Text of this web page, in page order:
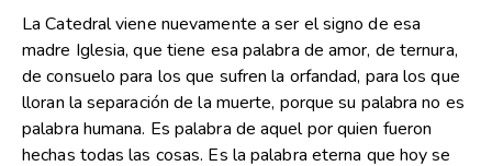
La Catedral viene nuevamente a ser el signo de esa
madre Iglesia, que tiene esa palabra de amor, de ternura,
de consuelo para los que sufren la orfandad, para los que
lloran la separación de la muerte, porque su palabra no es
palabra humana. Es palabra de aquel por quien fueron
hechas todas las cosas. Es la palabra eterna que hoy se